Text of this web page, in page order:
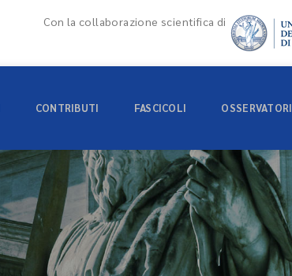
Con la collaborazione scientifica di
CONTRIBUTI FASCICOLI OSSERVATORI